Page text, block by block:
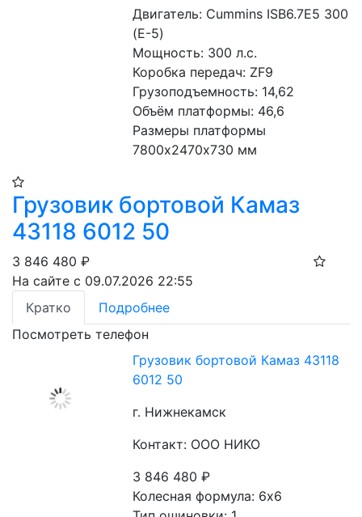
Двигатель: Cummins ISB6.7E5 300
(Е-5)
Мощность: 300 л.с.
Коробка передач: ZF9
Грузоподъемность: 14,62
Объём платформы: 46,6
Размеры платформы
7800х2470х730 мм
Грузовик бортовой Камаз
43118 6012 50
3 846 480 ₽
На сайте с 09.07.2026 22:55
Кратко
Подробнее
Посмотреть телефон
Грузовик бортовой Камаз 43118
6012 50
г. Нижнекамск
Контакт: ООО НИКО
3 846 480₽
Колесная формула: 6х6